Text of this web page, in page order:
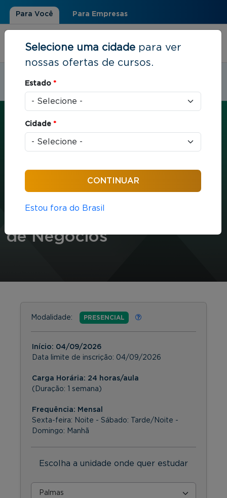
Para Você Para Empresas
Estudar em:Palmas, TO
Você está aqui
de Negócios
Modalidade: PRESENCIAL
Início: 04/09/2026
Data limite de inscrição: 04/09/2026
Carga Horária: 24 horas/aula
(Duração: 1 semana)
Frequência: Mensal
Sexta-feira: Noite - Sábado: Tarde/Noite -
Domingo: Manhã
Escolha a unidade onde quer estudar
Selecione uma cidade para ver
nossas ofertas de cursos.
Estado *
Cidade *
Estou fora do Brasil